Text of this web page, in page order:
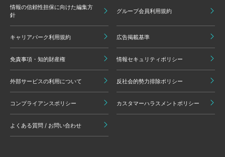
情報の信頼性担保に向けた編集方
針
グループ会員利用規約
キャリアパーク利用規約 広告掲載基準
免責事項・知的財産権 情報セキュリティポリシー
外部サービスの利用について 反社会的勢力排除ポリシー
コンプライアンスポリシー カスタマーハラスメントポリシー
よくある質問 / お問い合わせ